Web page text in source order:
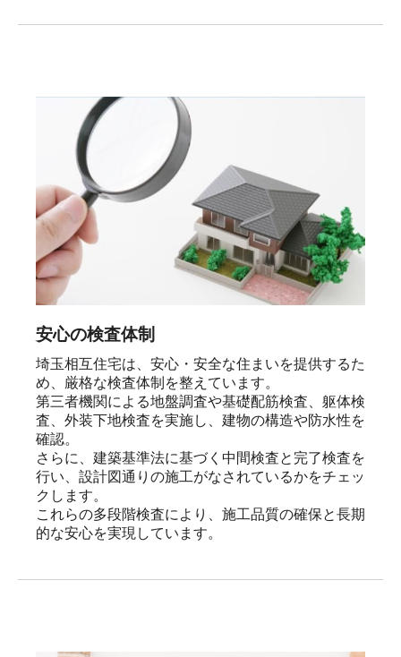
安心の検査体制
埼玉相互住宅は、安心・安全な住まいを提供するた
め、厳格な検査体制を整えています。
第三者機関による地盤調査や基礎配筋検査、躯体検
査、外装下地検査を実施し、建物の構造や防水性を
確認。
さらに、建築基準法に基づく中間検査と完了検査を
行い、設計図通りの施工がなされているかをチェッ
クします。
これらの多段階検査により、施工品質の確保と長期
的な安心を実現しています。